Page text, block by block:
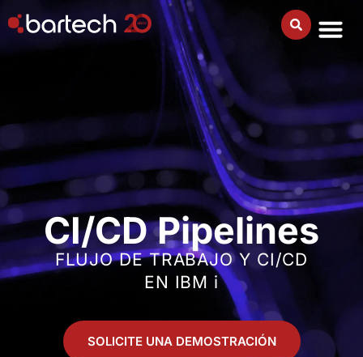
CI/CD Pipelines
FLUJO DE TRABAJO Y CI/CD
EN IBM i
SOLICITE UNA DEMOSTRACIÓN